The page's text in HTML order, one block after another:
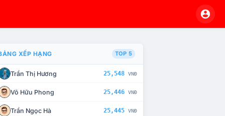
CHẾ TÀI XỬ LÝ VI PHẠM
XẾP HẠNG TOP 5
Trần Thị Hương 25,548 VNĐ
Võ Hữu Phong 25,446 VNĐ
Trần Ngọc Hà 25,445 VNĐ